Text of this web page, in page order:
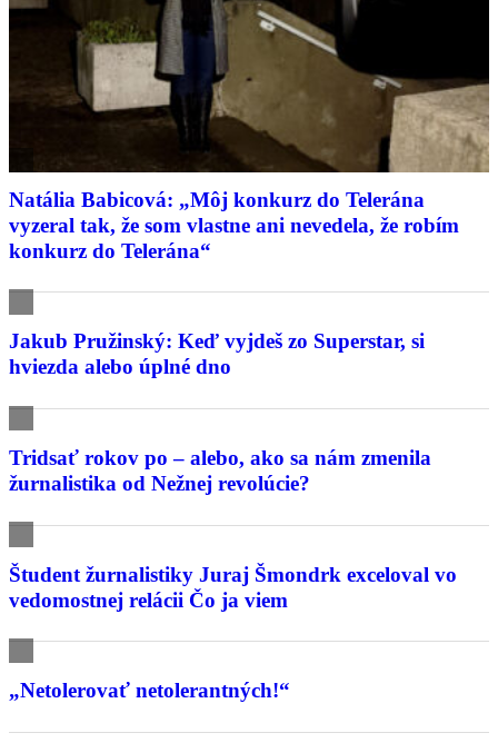
Natália Babicová: „Môj konkurz do Telerána
vyzeral tak, že som vlastne ani nevedela, že robím
konkurz do Telerána“
Jakub Pružinský: Keď vyjdeš zo Superstar, si
hviezda alebo úplné dno
Tridsať rokov po – alebo, ako sa nám zmenila
žurnalistika od Nežnej revolúcie?
Študent žurnalistiky Juraj Šmondrk exceloval vo
vedomostnej relácii Čo ja viem
„Netolerovať netolerantných!“